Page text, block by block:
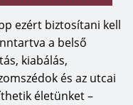
ezért biztosítani kell
a belső
kiabálás,
és az utcai
életünket –